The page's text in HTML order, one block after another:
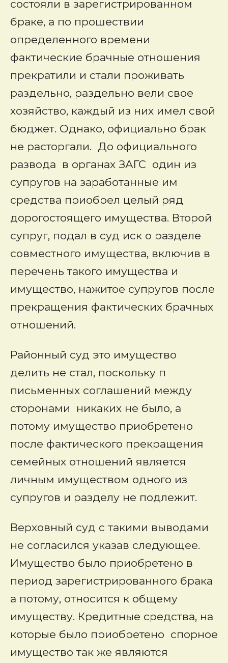
состояли в зарегистрированном
браке, а по прошествии
определенного времени
фактические брачные отношения
прекратили и стали проживать
раздельно, раздельно вели свое
хозяйство, каждый из них имел свой
бюджет. Однако, официально брак
не расторгали. До официального
развода в органах ЗАГС один из
супругов на заработанные им
средства приобрел целый ряд
дорогостоящего имущества. Второй
супруг, подал в суд иск о разделе
совместного имущества, включив в
перечень такого имущества и
имущество, нажитое супругов после
прекращения фактических брачных
отношений.
Районный суд это имущество
делить не стал, поскольку п
письменных соглашений между
сторонами никаких не было, а
потому имущество приобретено
после фактического прекращения
семейных отношений является
личным имуществом одного из
супругов и разделу не подлежит.
Верховный суд с такими выводами
не согласился указав следующее.
Имущество было приобретено в
период зарегистрированного брака
а потому, относится к общему
имуществу. Кредитные средства, на
которые было приобретено спорное
имущество так же являются